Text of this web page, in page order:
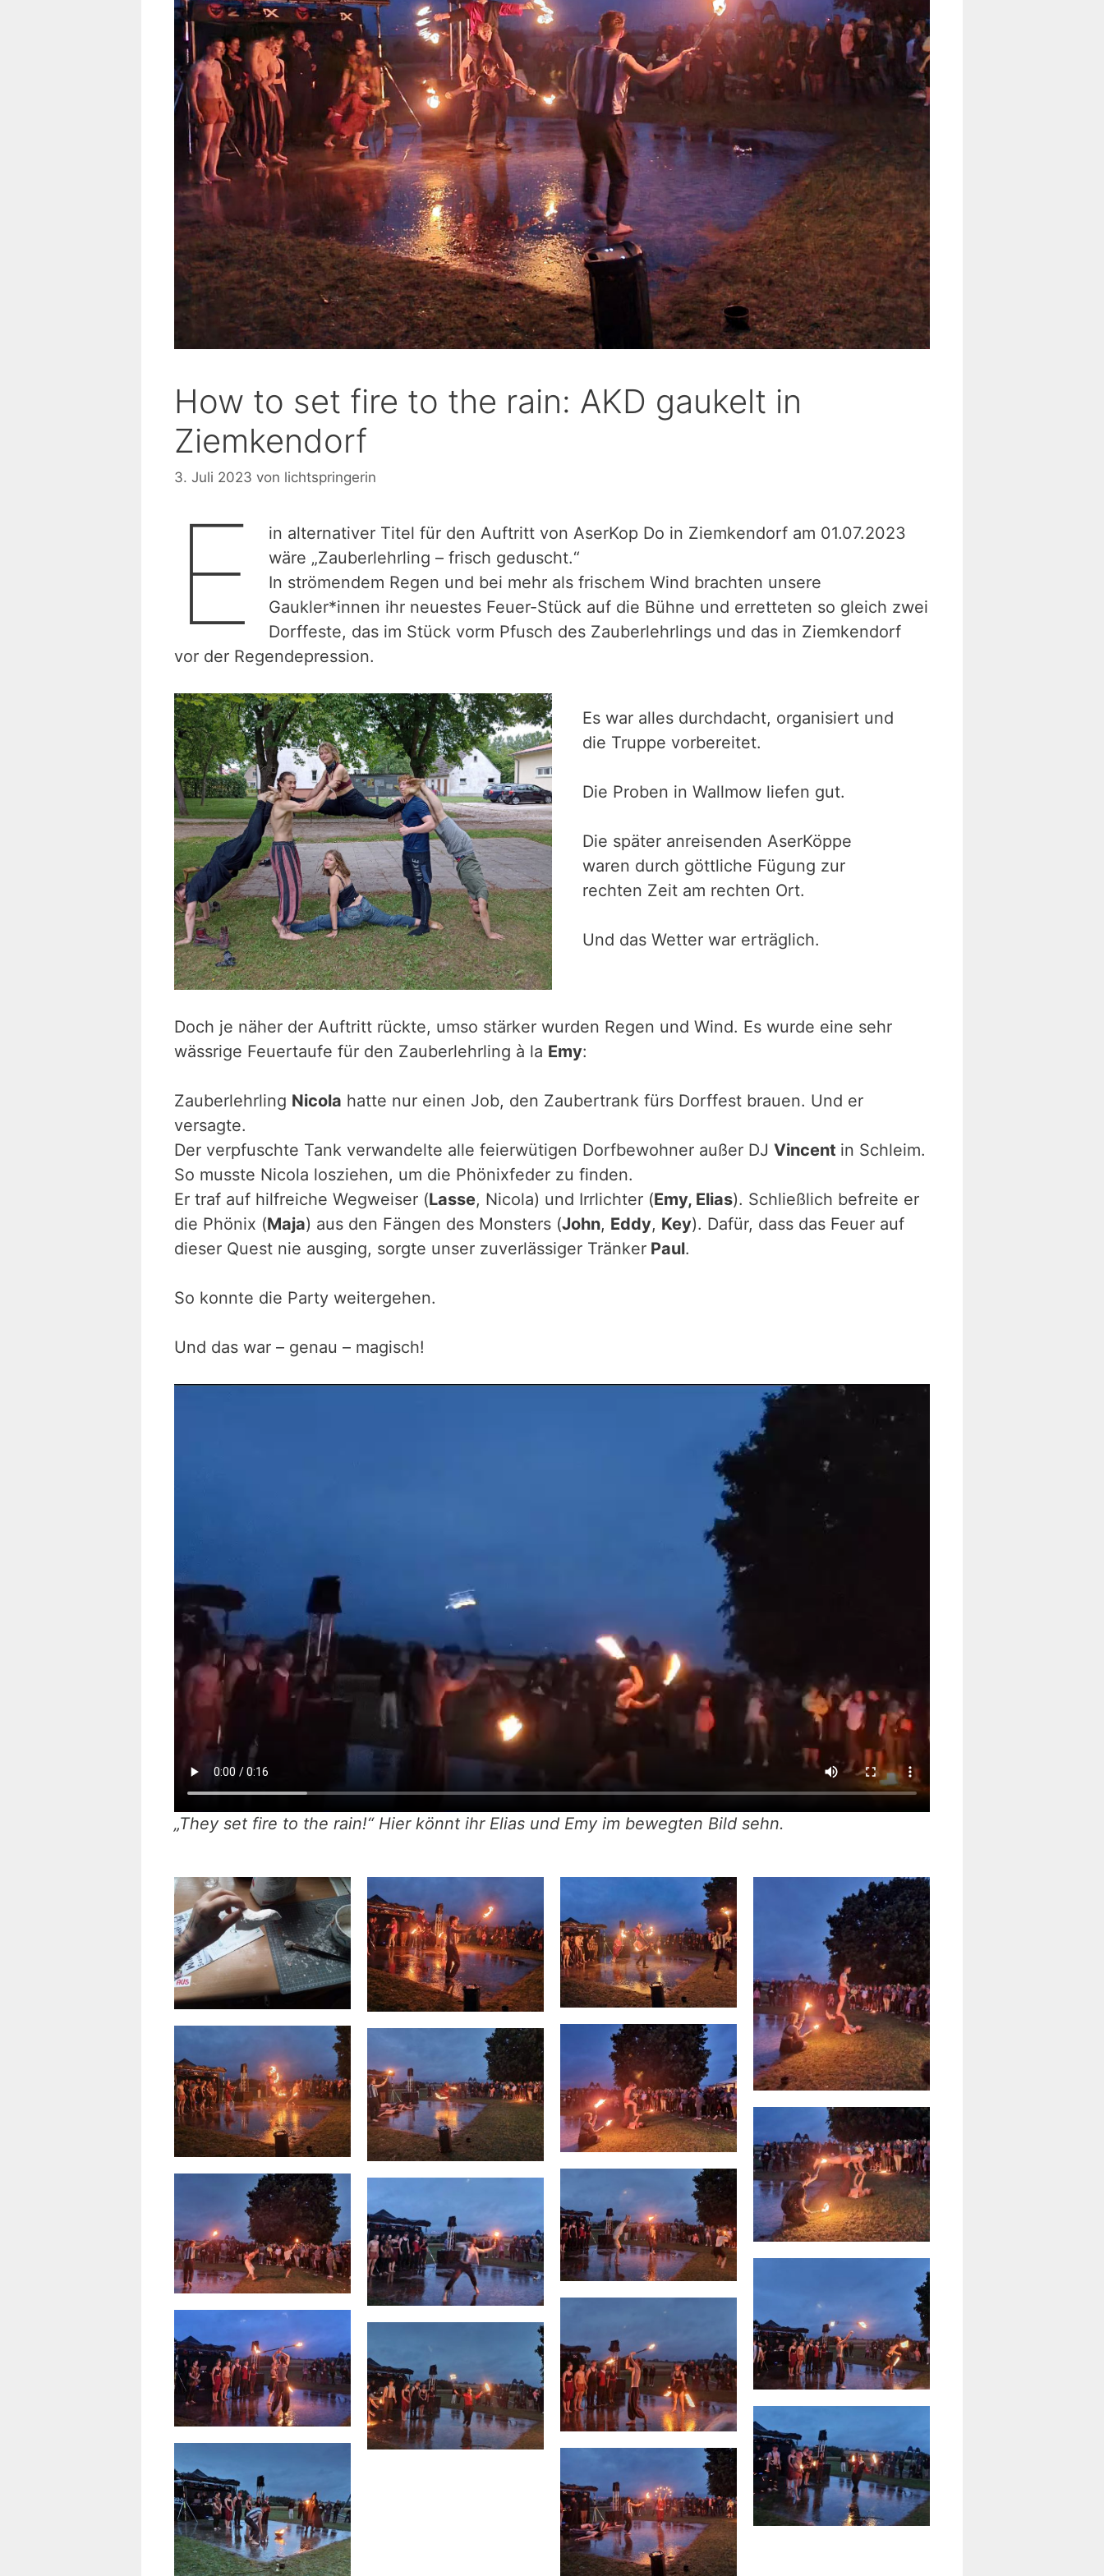
How to set fire to the rain: AKD gaukelt in
Ziemkendorf
3. Juli 2023 von lichtspringerin
E
in alternativer Titel für den Auftritt von AserKop Do in Ziemkendorf am 01.07.2023
wäre „Zauberlehrling – frisch geduscht.“
In strömendem Regen und bei mehr als frischem Wind brachten unsere
Gaukler*innen ihr neuestes Feuer-Stück auf die Bühne und erretteten so gleich zwei
Dorffeste, das im Stück vorm Pfusch des Zauberlehrlings und das in Ziemkendorf
vor der Regendepression.
Es war alles durchdacht, organisiert und
die Truppe vorbereitet.
Die Proben in Wallmow liefen gut.
Die später anreisenden AserKöppe
waren durch göttliche Fügung zur
rechten Zeit am rechten Ort.
Und das Wetter war erträglich.
Doch je näher der Auftritt rückte, umso stärker wurden Regen und Wind. Es wurde eine sehr
wässrige Feuertaufe für den Zauberlehrling à la Emy:
Zauberlehrling Nicola hatte nur einen Job, den Zaubertrank fürs Dorffest brauen. Und er
versagte.
Der verpfuschte Tank verwandelte alle feierwütigen Dorfbewohner außer DJ Vincent in Schleim.
So musste Nicola losziehen, um die Phönixfeder zu finden.
Er traf auf hilfreiche Wegweiser (Lasse, Nicola) und Irrlichter (Emy, Elias). Schließlich befreite er
die Phönix (Maja) aus den Fängen des Monsters (John, Eddy, Key). Dafür, dass das Feuer auf
dieser Quest nie ausging, sorgte unser zuverlässiger Tränker Paul.
So konnte die Party weitergehen.
Und das war – genau – magisch!
„They set fire to the rain!“ Hier könnt ihr Elias und Emy im bewegten Bild sehn.